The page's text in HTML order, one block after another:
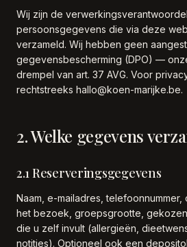
Wij zijn de
persoonsgegevens die via deze
verzameld. Wij hebben geen
gegevensbescherming (DPO) —
drempel van art. 37 AVG. Voor
rechtstreeks hallo@koen-marijke.be.
2. Welke gegevens
2.1 Reserveringsgegevens
Naam, e-mailadres, telefoonnummer,
het bezoek, groepsgrootte,
die u zelf invult (allergieën,
notities). Optioneel ook een